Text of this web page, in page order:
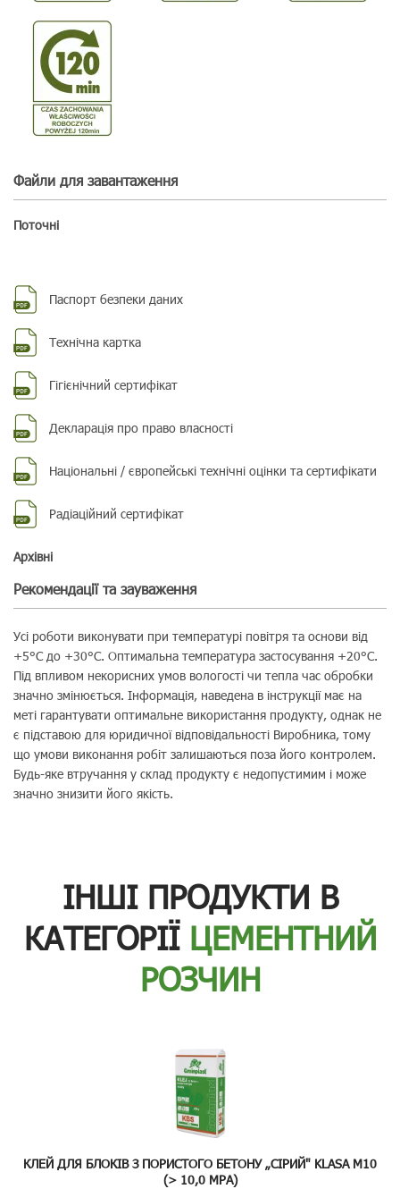
Файли для завантаження
Поточні
Паспорт безпеки даних
Технічна картка
Гігієнічний сертифікат
Декларація про право власності
Національні / європейські технічні оцінки та сертифікати
Радіаційний сертифікат
Aрхівні
Рекомендації та зауваження
Усі роботи виконувати при температурі повітря та основи від
+5°C до +30°C. Оптимальна температура застосування +20°C.
Під впливом некорисних умов вологості чи тепла час обробки
значно змінюється. Інформація, наведена в інструкції має на
меті гарантувати оптимальне використання продукту, однак не
є підставою для юридичної відповідальності Виробника, тому
що умови виконання робіт залишаються поза його контролем.
Будь-яке втручання у склад продукту є недопустимим і може
значно знизити його якість.
ІНШІ ПРОДУКТИ В
КАТЕГОРІЇ ЦЕМЕНТНИЙ
РОЗЧИН
КЛЕЙ ДЛЯ БЛОКІВ З ПОРИСТОГО БЕТОНУ „СІРИЙ" KLASA M10
(> 10,0 MPA)